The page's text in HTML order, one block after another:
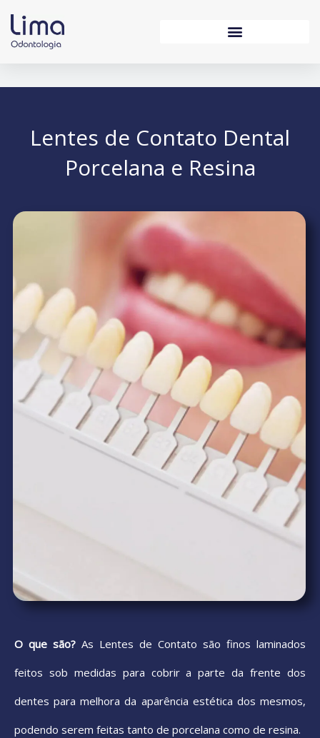
para
Lentes de Contato Dental
Porcelana e Resina
O que são? As Lentes de Contato são finos laminados
feitos sob medidas para cobrir a parte da frente dos
dentes para melhora da aparência estética dos mesmos,
podendo serem feitas tanto de porcelana como de resina.